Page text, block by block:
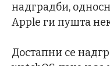
надградби,
Apple ги пушта
Достапни се